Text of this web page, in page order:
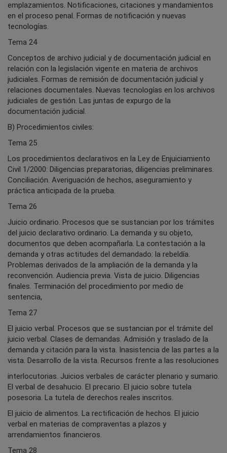
emplazamientos. Notificaciones, citaciones y mandamientos
en el proceso penal. Formas de notificación y nuevas
tecnologías.
Tema 24
Conceptos de archivo judicial y de documentación judicial en
relación con la legislación vigente en materia de archivos
judiciales. Formas de remisión de documentación judicial y
relaciones documentales. Nuevas tecnologías en los archivos
judiciales de gestión. Las juntas de expurgo de la
documentación judicial.
B) Procedimientos civiles:
Tema 25
Los procedimientos declarativos en la Ley de Enjuiciamiento
Civil 1/2000: Diligencias preparatorias, diligencias preliminares.
Conciliación. Averiguación de hechos, aseguramiento y
práctica anticipada de la prueba.
Tema 26
Juicio ordinario. Procesos que se sustancian por los trámites
del juicio declarativo ordinario. La demanda y su objeto,
documentos que deben acompañarla. La contestación a la
demanda y otras actitudes del demandado: la rebeldía.
Problemas derivados de la ampliación de la demanda y la
reconvención. Audiencia previa. Vista de juicio. Diligencias
finales. Terminación del procedimiento por medio de
sentencia,
Tema 27
El juicio verbal. Procesos que se sustancian por el trámite del
juicio verbal. Clases de demandas. Admisión y traslado de la
demanda y citación para la vista. Inasistencia de las partes a la
vista. Desarrollo de la vista. Recursos frente a las resoluciones
interlocutorias. Juicios verbales de carácter plenario y sumario.
El verbal de desahucio. El precario. El juicio sobre tutela
posesoria. La tutela de derechos reales inscritos.
El juicio de alimentos. La rectificación de hechos. El juicio
verbal en materias de compraventas a plazos y
arrendamientos financieros.
Tema 28